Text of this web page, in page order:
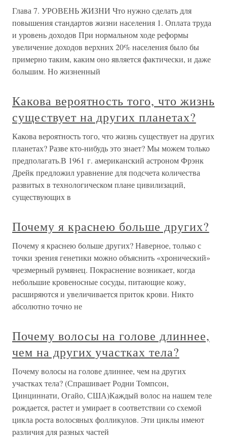
Глава 7. УРОВЕНЬ ЖИЗНИ Что нужно сделать для
повышения стандартов жизни населения 1. Оплата труда
и уровень доходов При нормальном ходе реформы
увеличение доходов верхних 20% населения было бы
примерно таким, каким оно является фактически, и даже
большим. Но жизненный
Какова вероятность того, что жизнь
существует на других планетах?
Какова вероятность того, что жизнь существует на других
планетах? Разве кто-нибудь это знает? Мы можем только
предполагать.В 1961 г. американский астроном Фрэнк
Дрейк предложил уравнение для подсчета количества
развитых в технологическом плане цивилизаций,
существующих в
Почему я краснею больше других?
Почему я краснею больше других? Наверное, только с
точки зрения генетики можно объяснить «хронический»
чрезмерный румянец. Покраснение возникает, когда
небольшие кровеносные сосуды, питающие кожу,
расширяются и увеличивается приток крови. Никто
абсолютно точно не
Почему волосы на голове длиннее,
чем на других участках тела?
Почему волосы на голове длиннее, чем на других
участках тела? (Спрашивает Родни Томпсон,
Цинциннати, Огайо, США)Каждый волос на нашем теле
рождается, растет и умирает в соответствии со схемой
цикла роста волосяных фолликулов. Эти циклы имеют
различия для разных частей